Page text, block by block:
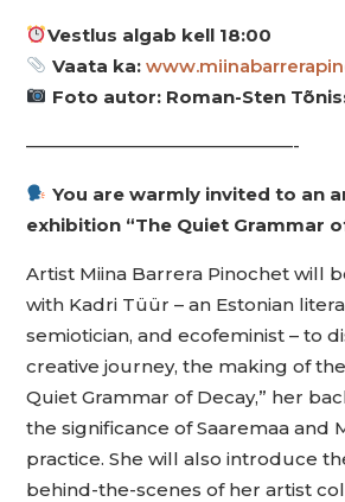
Vestlus algab kell 18:00
Vaata ka:
Foto autor: Roman-Sten
———————————————-
You are warmly invited to an
exhibition “The Quiet Grammar
Artist Miina Barrera Pinochet will
with Kadri Tüür – an Estonian
semiotician, and ecofeminist – to
creative journey, the making of
Quiet Grammar of Decay,” her
the significance of Saaremaa and
practice. She will also introduce
behind-the-scenes of her artist